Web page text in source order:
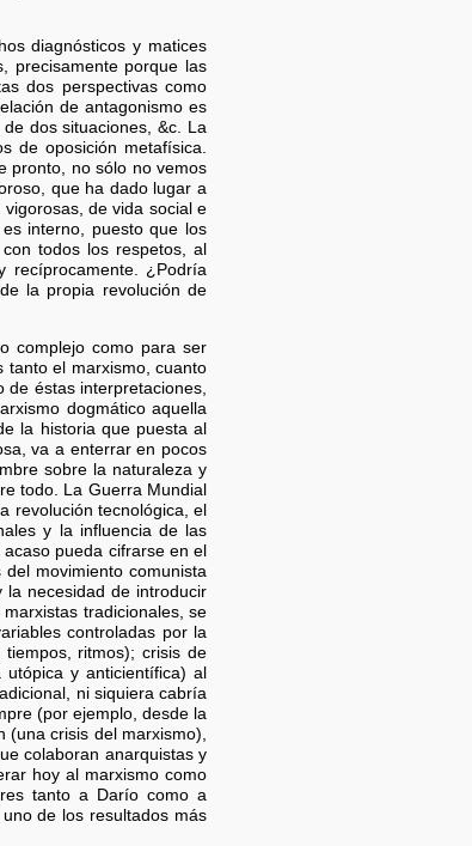
diagnósticos y matices
precisamente porque las
dos perspectivas como
de antagonismo es
dos situaciones, &c. La
de oposición metafísica.
pronto, no sólo no vemos
que ha dado lugar a
de vida social e
interno, puesto que los
todos los respetos, al
recíprocamente. ¿Podría
la propia revolución de
complejo como para ser
tanto el marxismo, cuanto
éstas interpretaciones,
dogmático aquella
la historia que puesta al
va a enterrar en pocos
sobre la naturaleza y
todo. La Guerra Mundial
revolución tecnológica, el
y la influencia de las
pueda cifrarse en el
movimiento comunista
la necesidad de introducir
tradicionales, se
controladas por la
ritmos); crisis de
y anticientífica) al
ni siquiera cabría
(por ejemplo, desde la
crisis del marxismo),
colaboran anarquistas y
hoy al marxismo como
tanto a Darío como a
de los resultados más